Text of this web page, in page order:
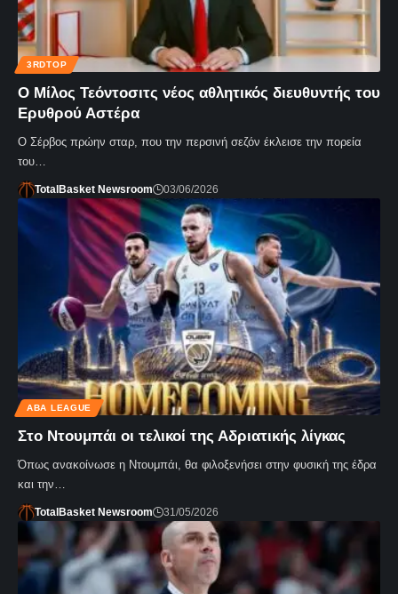
3RDTOP
Ο Μίλος Τεόντοσιτς νέος αθλητικός διευθυντής του
Ερυθρού Αστέρα
Ο Σέρβος πρώην σταρ, που την περσινή σεζόν έκλεισε την πορεία
του…
TotalBasket Newsroom 03/06/2026
ABA LEAGUE
Στο Ντουμπάι οι τελικοί της Αδριατικής λίγκας
Όπως ανακοίνωσε η Ντουμπάι, θα φιλοξενήσει στην φυσική της έδρα
και την…
TotalBasket Newsroom 31/05/2026